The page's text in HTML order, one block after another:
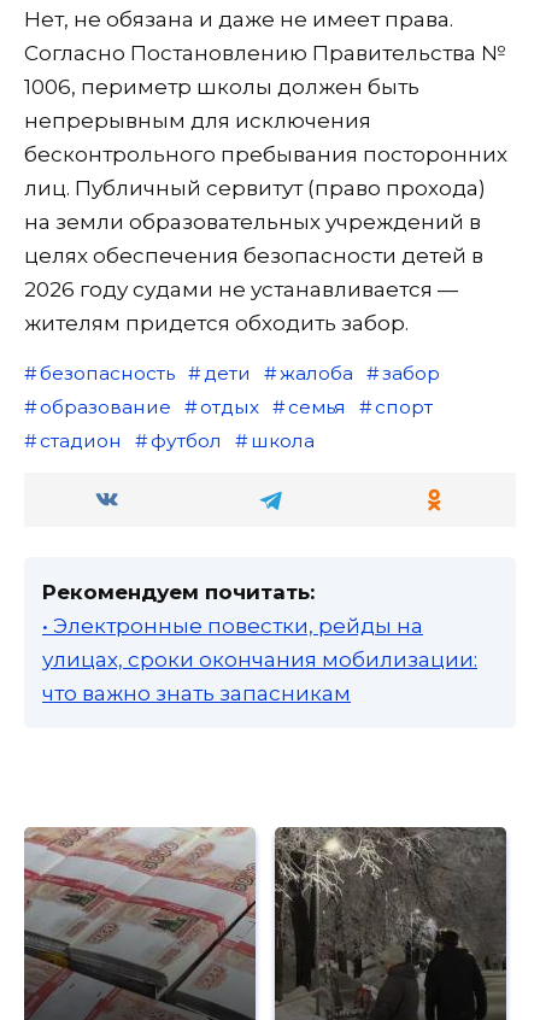
Нет, не обязана и даже не имеет права.
Согласно Постановлению Правительства №
1006, периметр школы должен быть
непрерывным для исключения
бесконтрольного пребывания посторонних
лиц. Публичный сервитут (право прохода)
на земли образовательных учреждений в
целях обеспечения безопасности детей в
2026 году судами не устанавливается —
жителям придется обходить забор.
безопасность дети жалоба
забор
образование
отдых семья
спорт
стадион
футбол школа
Рекомендуем почитать:
• Электронные повестки, рейды на
улицах, сроки окончания мобилизации:
что важно знать запасникам